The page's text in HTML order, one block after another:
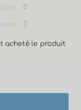
0
0
acheté le produit